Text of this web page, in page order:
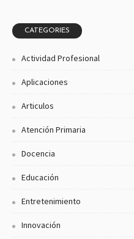
CATEGORIES
Actividad Profesional
Aplicaciones
Articulos
Atención Primaria
Docencia
Educación
Entretenimiento
Innovación